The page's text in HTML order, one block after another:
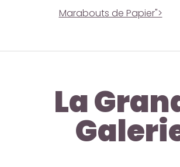
Marabouts de Papier">
La